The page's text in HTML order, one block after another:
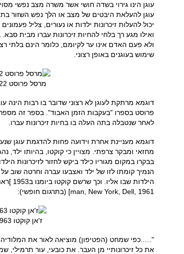
עוגן הינו גירוי בשדה חושי אשר משרה מצב נפשי
עוגן להעלאת היבטים של מצב או הלך נפש השזור
יכול להעלות זיכרונות ילדות או נעורים, צליל
ואילו מגע רך בלחי להחיות זיכרונות עברו מבית
ולא פעם האדם אינו ער לקיומם, כלומר הינם בלתי
שימוש בעוגנים באופן רצוני.
מרסל פרוסט 1871-1922
דוגמא מרתקת לעוגן לא רצוני שדובר בו רבות הינה
פרוסט בספרו "בעקבות הזמן האבוד". בספר זה
לאחר שנטבלה בתה העלה בו בחיות זיכרונות עברו.
דוגמא מעניינת אחרת וידועה פחות להדגמת עוגן
מחזאי ומבקר צרפתי. מצויין כי קוקטו, בהיותו ילד,
בבקרו במקום מגוריו כילד ביקש לחזור לזיכרונות
הנמיך קומתו לזו של ילד ואצבעו עברה וחרטה שוב
man, New York, Dell, 1961] (בתרגום חופשי):
ז'אן קוקטו 1889-1963
"…..כפי שמחט (הפטיפון) מוציאה לאור את
את כל זיכרונותיי מן העבר. את כובעי, עור תרמילי,